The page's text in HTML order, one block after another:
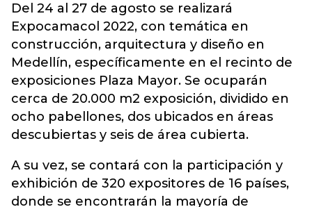
Del 24 al 27 de agosto se realizará
Expocamacol 2022, con temática en
construcción, arquitectura y diseño en
Medellín, específicamente en el recinto de
exposiciones Plaza Mayor. Se ocuparán
cerca de 20.000 m2 exposición, dividido en
ocho pabellones, dos ubicados en áreas
descubiertas y seis de área cubierta.
A su vez, se contará con la participación y
exhibición de 320 expositores de 16 países,
donde se encontrarán la mayoría de